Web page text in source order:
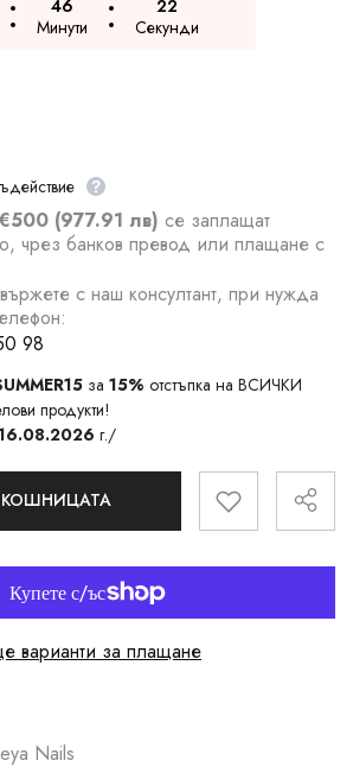
46
Минути
21
Секунди
€500 (977.91 лв) се заплащат
чрез банков превод или плащане с
с наш консултант, при нужда
98
за 15% отстъпка на ВСИЧКИ
продукти!
г./
варианти за плащане
Nails